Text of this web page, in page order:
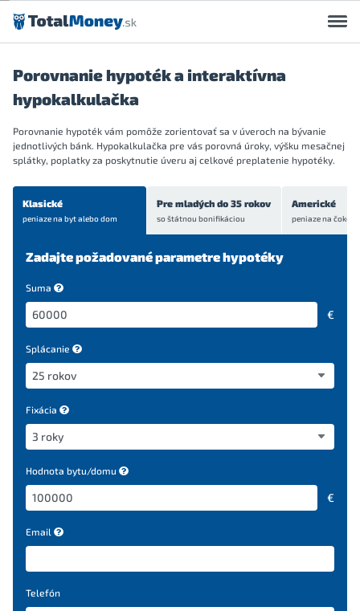
Preskočiť na obsah
Porovnanie hypoték a interaktívna
hypokalkulačka
Porovnanie hypoték vám pomôže zorientovať sa v úveroch na bývanie
jednotlivých bánk. Hypokalkulačka pre vás porovná úroky, výšku mesačnej
splátky, poplatky za poskytnutie úveru aj celkové preplatenie hypotéky.
Klasické
peniaze na bytalebo dom
Pre mladých do 35 rokov
so štátnou bonifikáciou
Americké
peniaze na
Zadajte požadované parametre hypotéky
Suma
€
Splácanie
Fixácia
Hodnota bytu/domu
€
Email
Telefón